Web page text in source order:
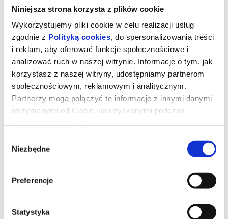
Niniejsza strona korzysta z plików cookie
Wykorzystujemy pliki cookie w celu realizacji usług
zgodnie z Polityką cookies, do spersonalizowania treści
i reklam, aby oferować funkcje społecznościowe i
analizować ruch w naszej witrynie. Informacje o tym, jak
korzystasz z naszej witryny, udostępniamy partnerom
społecznościowym, reklamowym i analitycznym.
Partnerzy mogą połączyć te informacje z innymi danymi
otrzymanymi od Ciebie lub uzyskanymi podczas
zgody
Niezbędne
Preferencje
Statystyka
GWIEZDNE WOJNY: MANDALORIAN I
GROGU - DUBBING
Złowrogie Imperium upadło, a imperialni watażkowie wciąż są
o pomoc do legendarnego mandaloriańskiego łowcy nagród, Dina
Djarina, i jego młodego ucznia, Grogu.